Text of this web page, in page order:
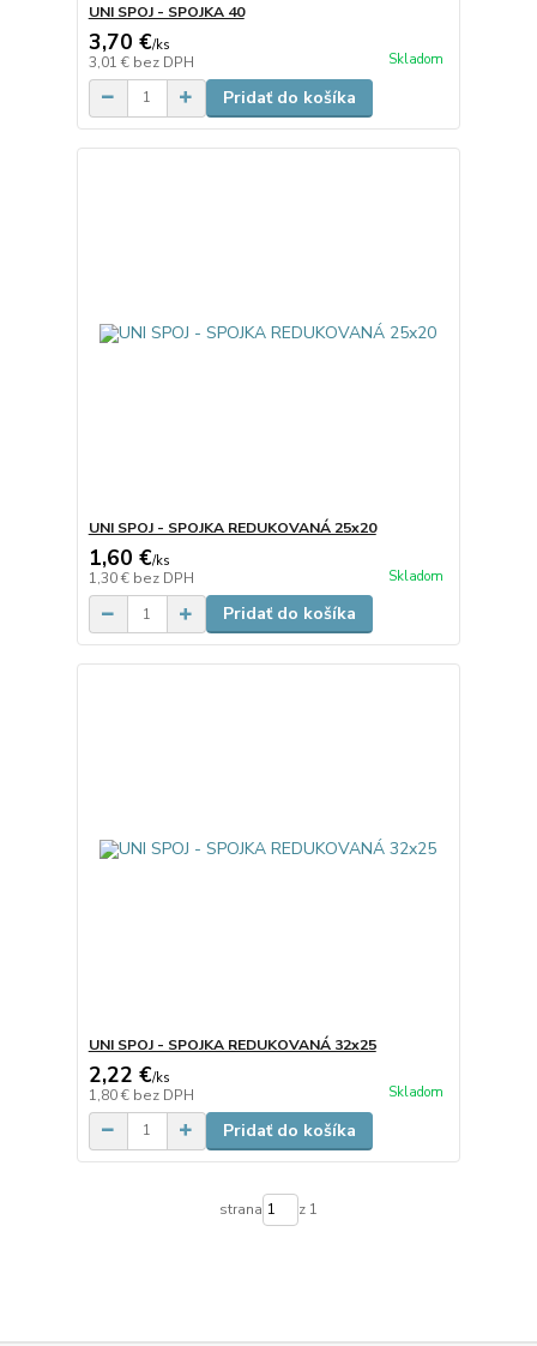
UNI SPOJ - SPOJKA 40
3,70 €/ks
3,01 € bez DPH Skladom
Pridať do košíka
UNI SPOJ - SPOJKA REDUKOVANÁ 25x20
1,60 €/ks
1,30 € bez DPH Skladom
Pridať do košíka
UNI SPOJ - SPOJKA REDUKOVANÁ 32x25
2,22 €/ks
1,80 € bez DPH Skladom
Pridať do košíka
strana z 1